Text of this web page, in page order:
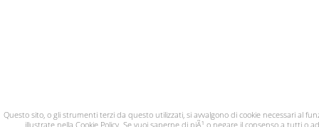
Questo sito, o gli strumenti terzi da questo utilizzati, si avvalgono di cookie necessari al
illustrate nella Cookie Policy. Se vuoi saperne di piÃ¹ o negare il consenso a tutti o